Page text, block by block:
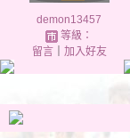
demon13457
等級：
留言｜ 加入好友